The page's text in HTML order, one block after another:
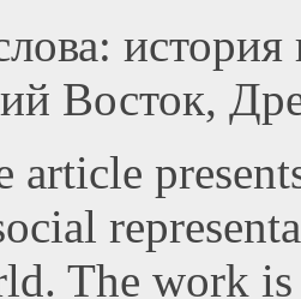
Восток,
article
The work